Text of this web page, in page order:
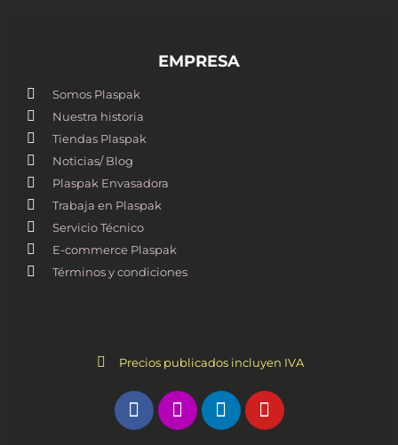
EMPRESA
Somos Plaspak
Nuestra historia
Tiendas Plaspak
Noticias/ Blog
Plaspak Envasadora
Trabaja en Plaspak
Servicio Técnico
E-commerce Plaspak
Términos y condiciones
Precios publicados incluyen IVA